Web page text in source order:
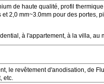
de haute qualité, profil
et 2,0 mm~3.0mm pour des portes,
à l'appartement, à la villa, au
le revêtement d'anodisation, de
etc.